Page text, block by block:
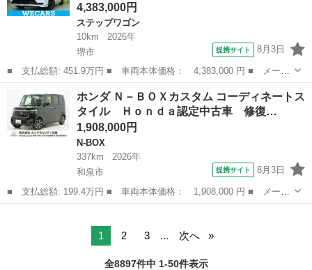
4,383,000円
ステップワゴン
10km
2026年
堺市
提携サイト 8月3日
■ 支払総額: 451.9万円 ■ 車両本体価格： 4,383,000 円 ■ メーカ
ー名： ホンダ ■ 車種名： ステップワゴン ■ グレード名： ｅ
ＨＥＶスパーダ３０シュウネントクベツシヨウシャ 純正 １１イン
チ ナビ...
ステップワゴン
ホンダ Ｎ－ＢＯＸカスタム コーディネートス
タイル Ｈｏｎｄａ認定中古車 修復…
1,908,000円
N-BOX
337km
2026年
和泉市
提携サイト 8月3日
■ 支払総額: 199.4万円 ■ 車両本体価格： 1,908,000 円 ■ メーカ
ー名： ホンダ ■ 車種名： Ｎ－ＢＯＸカスタム ■ グレード
1 2 3 ... 次へ
全8897件中 1-50件表示